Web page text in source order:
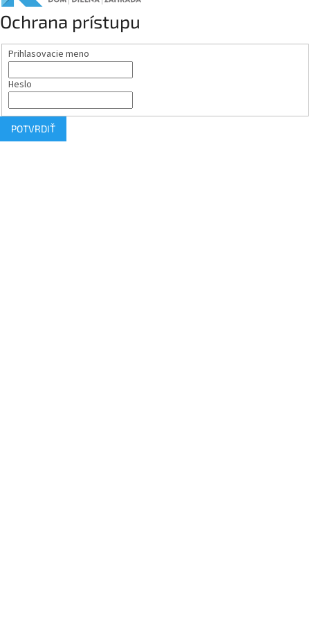
Ochrana prístupu
Prihlasovacie meno
Heslo
POTVRDIŤ